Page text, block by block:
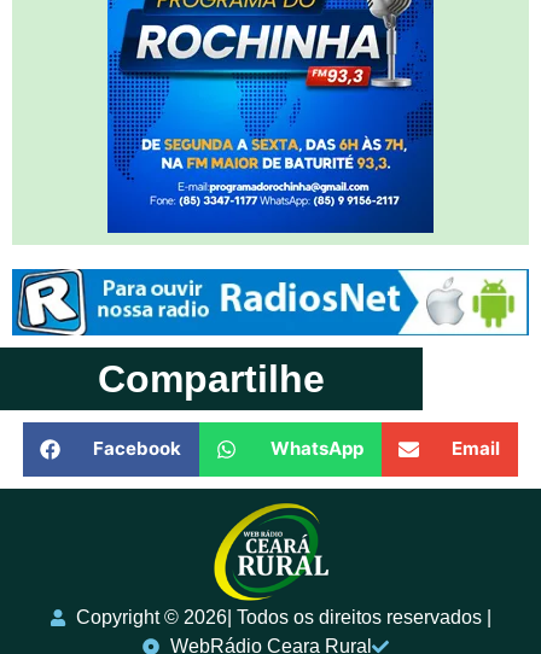
Compartilhe
Facebook WhatsApp Email
Copyright ©️ 2026| Todos os direitos reservados |
WebRádio Ceara Rural